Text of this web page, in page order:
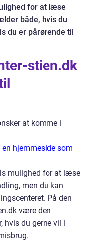
for at læse
både, hvis du
du er pårørende til
stien.dk
at komme i
hjemmeside som
mulighed for at læse
men du kan
På den
være den
hvis du gerne vil i